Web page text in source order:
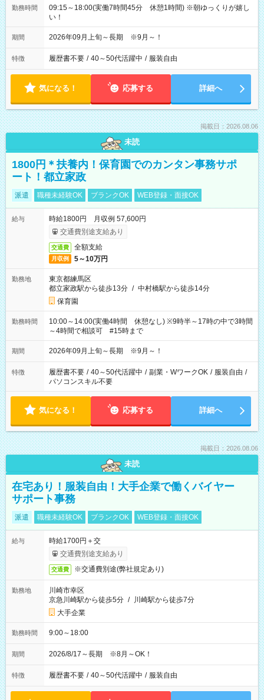
勤務時間
09:15～18:00(実働7時間45分 休憩1時間) ※朝ゆっくりが嬉し
い！
期間 2026年09月上旬～長期 ※9月～！
特徴 履歴書不要 / 40～50代活躍中 / 服装自由
気になる！ 応募する 詳細へ
掲載日：2026.08.06
未読
1800円＊扶養内！保育園でのカンタン事務サポ
ート！都立家政
派遣 職種未経験OK ブランクOK WEB登録・面接OK
給与
時給1800円 月収例 57,600円
交通費別途支給あり
交通費 全額支給
月収例 5～10万円
勤務地
東京都練馬区
都立家政駅から徒歩13分 / 中村橋駅から徒歩14分
保育園
勤務時間
10:00～14:00(実働4時間 休憩なし) ※9時半～17時の中で3時間
～4時間で相談可 #15時まで
期間 2026年09月上旬～長期 ※9月～！
特徴 履歴書不要 / 40～50代活躍中 / 副業・WワークOK / 服装自由 /
パソコンスキル不要
気になる！ 応募する 詳細へ
掲載日：2026.08.06
未読
在宅あり！服装自由！大手企業で働くバイヤー
サポート事務
派遣 職種未経験OK ブランクOK WEB登録・面接OK
給与
時給1700円＋交
交通費別途支給あり
交通費 ※交通費別途(弊社規定あり)
勤務地
川崎市幸区
京急川崎駅から徒歩5分 / 川崎駅から徒歩7分
大手企業
勤務時間 9:00～18:00
期間 2026/8/17～長期 ※8月～OK！
特徴 履歴書不要 / 40～50代活躍中 / 服装自由